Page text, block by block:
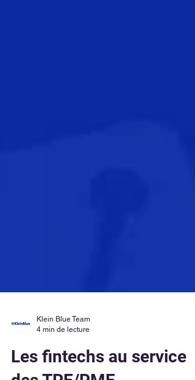
4 min de lecture